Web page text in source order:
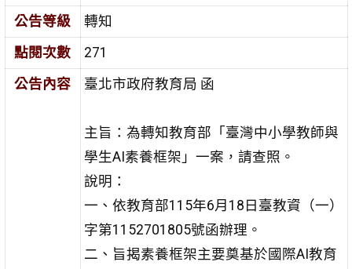
公告等級
轉知
點閱次數
271
公告內容
臺北市政府教育局 函
主旨：為轉知教育部「臺灣中小學教師與
學生AI素養框架」一案，請查照。
說明：
一、依教育部115年6月18日臺教資（一）
字第1152701805號函辦理。
二、旨揭素養框架主要奠基於國際AI教育